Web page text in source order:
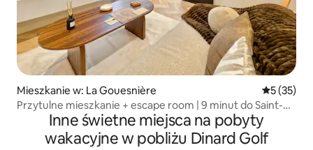
Mieszkanie w: La Gouesnière Średnia
5 (35)
Przytulne mieszkanie + escape room | 9 minut do Saint-
Inne świetne miejsca na pobyty
wakacyjne w pobliżu Dinard Golf